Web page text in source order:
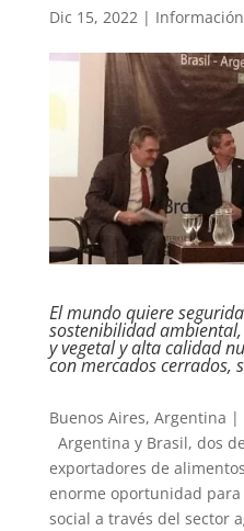
Dic 15, 2022| Información
El mundo quiere
sostenibilidad
y vegetal y alta calidad
con mercados cerrados,
Buenos Aires, Argentina |
Argentina y Brasil, dos
exportadores de
enorme oportunidad
social a través del sector